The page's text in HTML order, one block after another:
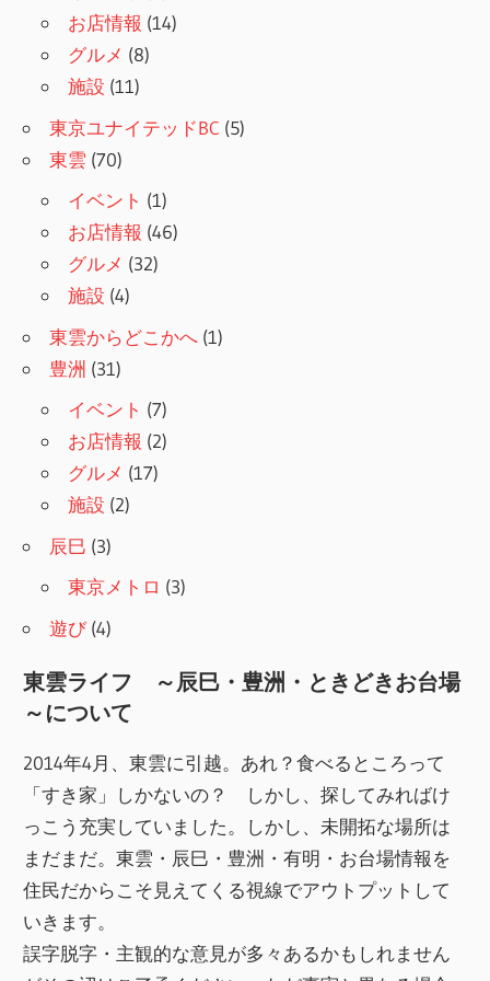
お店情報 (14)
グルメ (8)
施設 (11)
東京ユナイテッドBC (5)
東雲 (70)
イベント (1)
お店情報 (46)
グルメ (32)
施設 (4)
東雲からどこかへ (1)
豊洲 (31)
イベント (7)
お店情報 (2)
グルメ (17)
施設 (2)
辰巳 (3)
東京メトロ (3)
遊び (4)
東雲ライフ ～辰巳・豊洲・ときどきお台場
～について
2014年4月、東雲に引越。あれ？食べるところって
「すき家」しかないの？ しかし、探してみればけ
っこう充実していました。しかし、未開拓な場所は
まだまだ。東雲・辰巳・豊洲・有明・お台場情報を
住民だからこそ見えてくる視線でアウトプットして
いきます。
誤字脱字・主観的な意見が多々あるかもしれません